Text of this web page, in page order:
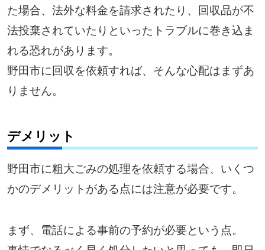
た場合、法外な料金を請求されたり、回収品が不
法投棄されていたりといったトラブルに巻き込ま
れる恐れがあります。
野田市に回収を依頼すれば、そんな心配はまずあ
りません。
デメリット
野田市に粗大ごみの処理を依頼する場合、いくつ
かのデメリットがある点には注意が必要です。
まず、電話による事前の予約が必要という点。